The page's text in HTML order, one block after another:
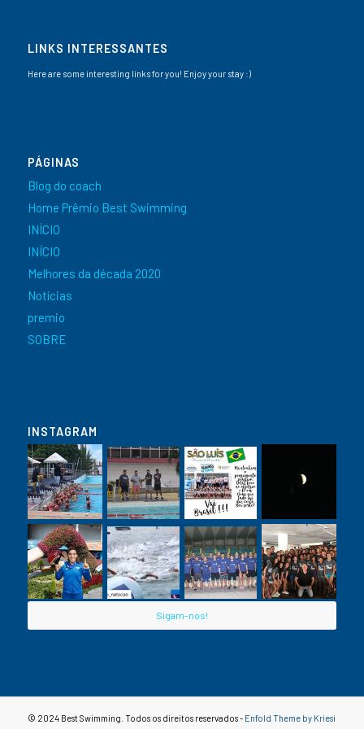
LINKS INTERESSANTES
Here are some interesting links for you! Enjoy your stay :)
PÁGINAS
Blog do coach
Home Prêmio Best Swimming
INÍCIO
INÍCIO
Melhores da década 2020
Notícias
premio
SOBRE
INSTAGRAM
Sigam-nos!
© 2024 Best Swimming. Todos os direitos reservados - Enfold Theme by Kriesi